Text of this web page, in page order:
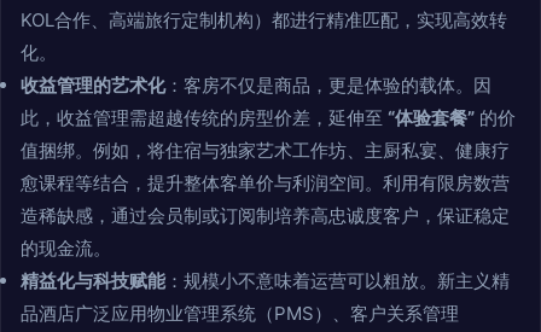
KOL合作、高端旅行定制机构）都进行精准匹配，实现高效转
化。
收益管理的艺术化：客房不仅是商品，更是体验的载体。因
此，收益管理需超越传统的房型价差，延伸至 “体验套餐” 的价
值捆绑。例如，将住宿与独家艺术工作坊、主厨私宴、健康疗
愈课程等结合，提升整体客单价与利润空间。利用有限房数营
造稀缺感，通过会员制或订阅制培养高忠诚度客户，保证稳定
的现金流。
精益化与科技赋能 ：规模小不意味着运营可以粗放。新主义精
品酒店广泛应用物业管理系统（PMS）、客户关系管理